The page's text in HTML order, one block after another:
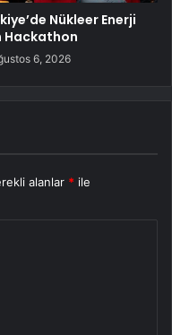
Nükleer Enerji
Hackathon
6, 2026
alanlar * ile